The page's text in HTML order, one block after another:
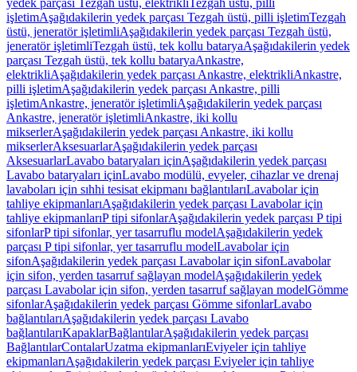
yedek parçası Tezgah üstü, elektrikli Tezgah üstü, pilli
işletimAşağıdakilerin yedek parçası Tezgah üstü, pilli işletimTezgah
üstü, jeneratör işletimliAşağıdakilerin yedek parçası Tezgah üstü,
jeneratör işletimliTezgah üstü, tek kollu bataryaAşağıdakilerin yedek
parçası Tezgah üstü, tek kollu bataryaAnkastre,
elektrikliAşağıdakilerin yedek parçası Ankastre, elektrikliAnkastre,
pilli işletimAşağıdakilerin yedek parçası Ankastre, pilli
işletimAnkastre, jeneratör işletimliAşağıdakilerin yedek parçası
Ankastre, jeneratör işletimliAnkastre, iki kollu
mikserlerAşağıdakilerin yedek parçası Ankastre, iki kollu
mikserlerAksesuarlarAşağıdakilerin yedek parçası
AksesuarlarLavabo bataryaları içinAşağıdakilerin yedek parçası
Lavabo bataryaları içinLavabo modülü, evyeler, cihazlar ve drenaj
lavaboları için sıhhi tesisat ekipmanı bağlantılarıLavabolar için
tahliye ekipmanlarıAşağıdakilerin yedek parçası Lavabolar için
tahliye ekipmanlarıP tipi sifonlarAşağıdakilerin yedek parçası P tipi
sifonlarP tipi sifonlar, yer tasarruflu modelAşağıdakilerin yedek
parçası P tipi sifonlar, yer tasarruflu modelLavabolar için
sifonAşağıdakilerin yedek parçası Lavabolar için sifonLavabolar
için sifon, yerden tasarruf sağlayan modelAşağıdakilerin yedek
parçası Lavabolar için sifon, yerden tasarruf sağlayan modelGömme
sifonlarAşağıdakilerin yedek parçası Gömme sifonlarLavabo
bağlantılarıAşağıdakilerin yedek parçası Lavabo
bağlantılarıKapaklarBağlantılarAşağıdakilerin yedek parçası
BağlantılarContalarUzatma ekipmanlarıEviyeler için tahliye
ekipmanlarıAşağıdakilerin yedek parçası Eviyeler için tahliye